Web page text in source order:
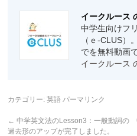
イークルース
中学生向けフ
（ｅ-CLUS）
でを無料動画
イークルース
カテゴリー:英語 パーマリンク
← 中学英文法のLesson3：一般動詞の
過去形のアップが完了しました。